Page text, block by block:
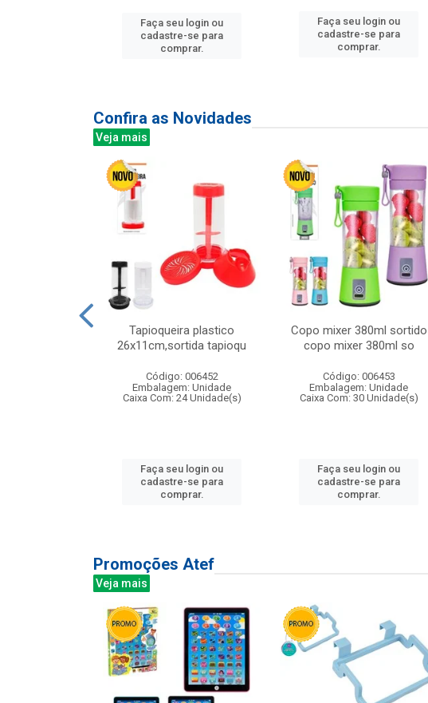
Faça seu login ou
cadastre-se para
comprar.
Faça seu login ou
cadastre-se para
comprar.
Confira as Novidades
Veja mais
Tapioqueira plastico
26x11cm,sortida tapioqu
Código: 006452
Embalagem: Unidade
Caixa Com: 24 Unidade(s)
Faça seu login ou
cadastre-se para
comprar.
Copo mixer 380ml sortido
copo mixer 380ml so
Código: 006453
Embalagem: Unidade
Caixa Com: 30 Unidade(s)
Faça seu login ou
cadastre-se para
comprar.
Promoções Atef
Veja mais